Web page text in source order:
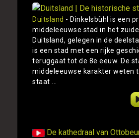
Duitsland - Dinkelsbühl is een
middeleeuwse stad in het
Duitsland, gelegen in de
is een stad met een rijke
teruggaat tot de 8e eeuw. De
middeleeuwse karakter weten
staat ...
De kathedraal van